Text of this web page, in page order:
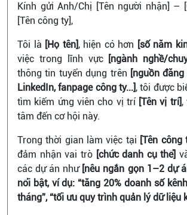
Kính gửi Anh/Chị [Tên người nhận] –
[Tên công ty],
Tôi là [Họ tên], hiện có hơn [số năm
việc trong lĩnh vực [ngành nghề/
thông tin tuyển dụng trên [nguồn
LinkedIn, fanpage công ty...], tôi được
tìm kiếm ứng viên cho vị trí [Tên vị trí],
tâm đến cơ hội này.
Trong thời gian làm việc tại [Tên công
đảm nhận vai trò [chức danh cụ thể]
các dự án như [nêu ngắn gọn 1–2 dự
nổi bật, ví dụ: “tăng 20% doanh số
tháng”, “tối ưu quy trình quản lý dữ liệu